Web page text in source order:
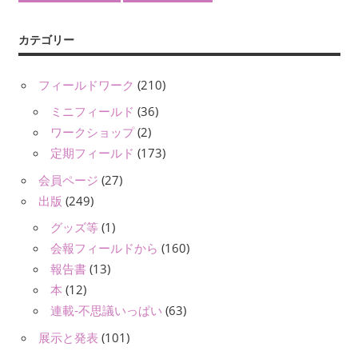
カテゴリー
フィールドワーク (210)
ミニフィールド (36)
ワークショップ(2)
定期フィールド (173)
会員ページ (27)
出版 (249)
グッズ等 (1)
会報フィールドから (160)
報告書 (13)
本 (12)
連載-不思議いっぱい (63)
展示と発表 (101)